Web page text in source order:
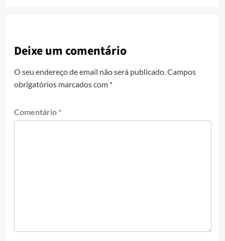
Deixe um comentário
O seu endereço de email não será publicado.Campos
obrigatórios marcados com *
Comentário *